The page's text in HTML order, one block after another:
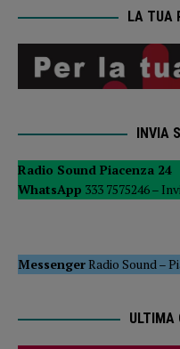
LA TUA
INVIA
Radio Sound Piacenza 24
WhatsApp 333 7575246 –
MessengerRadio Sound–
ULTIMA